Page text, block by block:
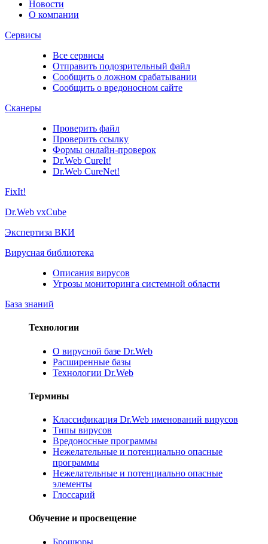
Новости
О компании
Сервисы
Все сервисы
Отправить подозрительный файл
Сообщить о ложном срабатывании
Сообщить о вредоносном сайте
Сканеры
Проверить файл
Проверить ссылку
Формы онлайн-проверок
Dr.Web CureIt!
Dr.Web CureNet!
FixIt!
Dr.Web vxCube
Экспертиза ВКИ
Вирусная библиотека
Описания вирусов
Угрозы мониторинга системной области
База знаний
Технологии
О вирусной базе Dr.Web
Расширенные базы
Технологии Dr.Web
Термины
Классификация Dr.Web именований вирусов
Типы вирусов
Вредоносные программы
Нежелательные и потенциально опасные
программы
Нежелательные и потенциально опасные
элементы
Глоссарий
Обучение и просвещение
Брошюры